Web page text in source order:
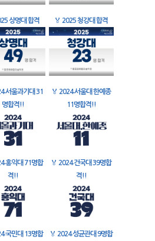
상명대 합격 🏅 2025 청강대 합격
서울과기대 31
명합격!!
🏅 2024 서울대 한예종
11명합격!!
홍익대 71명합
격!!
🏅 2024 건국대 39명합
격!!
국민대 13명합
🏅 2024 성균관대 9명합